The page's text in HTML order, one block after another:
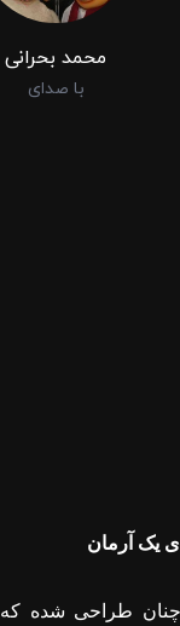
محمد بحرانی
با صدای
یک آرمان
طراحی شده که